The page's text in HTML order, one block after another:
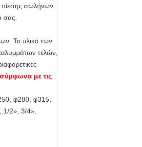
πίεσης σωλήνων.
σας.
Το υλικό των
τελών,
με τις
φ280, φ315,
2», 3/4»,